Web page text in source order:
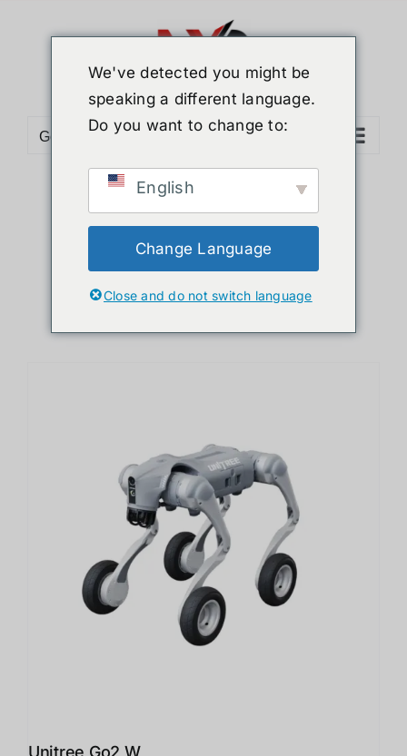
Go to...
Sort byName
Show24 Products
Unitree Go2 W
We've detected you might be
speaking a different language.
Do you want to change to:
English
Change Language
Close and do not switch language